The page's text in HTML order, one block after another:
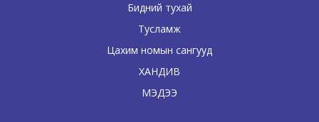
Бидний тухай
Тусламж
Цахим номын сангууд
ХАНДИВ
МЭДЭЭ